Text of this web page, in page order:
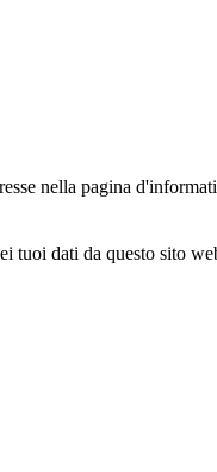
nella pagina
tuoi dati da questo sito